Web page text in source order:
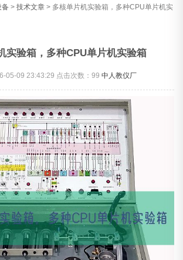
备 >技术文章 > 多核单片机实验箱，多种CPU单片机实
实验箱，多种CPU单片机实验箱
05-09 23:43:29 点击次数：99中人教仪厂